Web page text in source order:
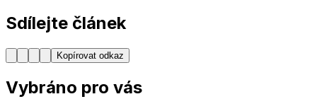
Sdílejte článek
Kopírovat odkaz
Vybráno pro vás